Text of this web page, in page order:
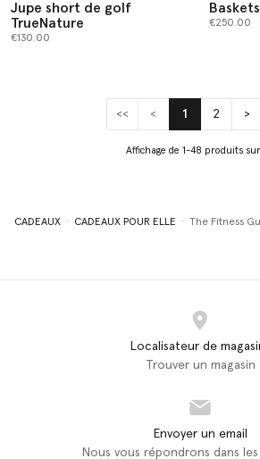
Jupe short de golf
TrueNature
€130.00
€250.00
<< < 1(current)
2 >
Affichage de 1-48 produits
CADEAUX CADEAUX POUR ELLE The Fitness
Localisateur de
Trouver un magasin
Envoyer un email
Nous vous répondrons dans